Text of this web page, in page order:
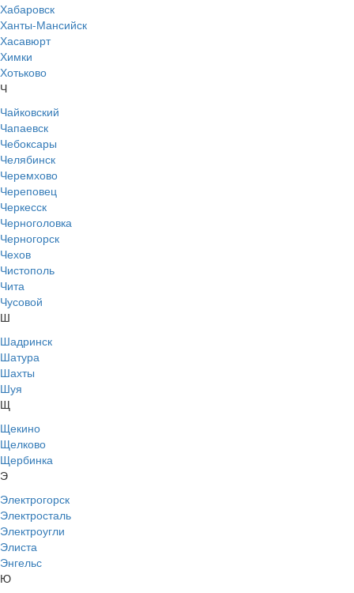
Хабаровск
Ханты-Мансийск
Хасавюрт
Химки
Хотьково
Ч
Чайковский
Чапаевск
Чебоксары
Челябинск
Черемхово
Череповец
Черкесск
Черноголовка
Черногорск
Чехов
Чистополь
Чита
Чусовой
Ш
Шадринск
Шатура
Шахты
Шуя
Щ
Щекино
Щелково
Щербинка
Э
Электрогорск
Электросталь
Электроугли
Элиста
Энгельс
Ю